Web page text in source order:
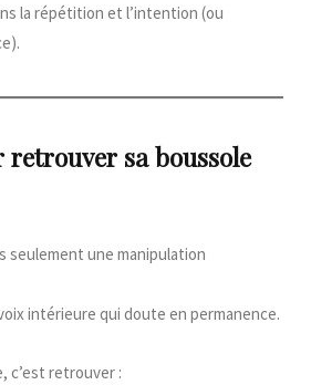
la répétition et l’intention (ou
sa boussole
seulement une manipulation
intérieure qui doute en permanence.
c’est retrouver :